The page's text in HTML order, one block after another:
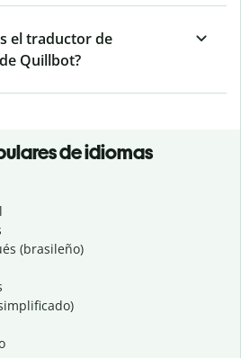
el traductor de
Quillbot?
de idiomas
(brasileño)